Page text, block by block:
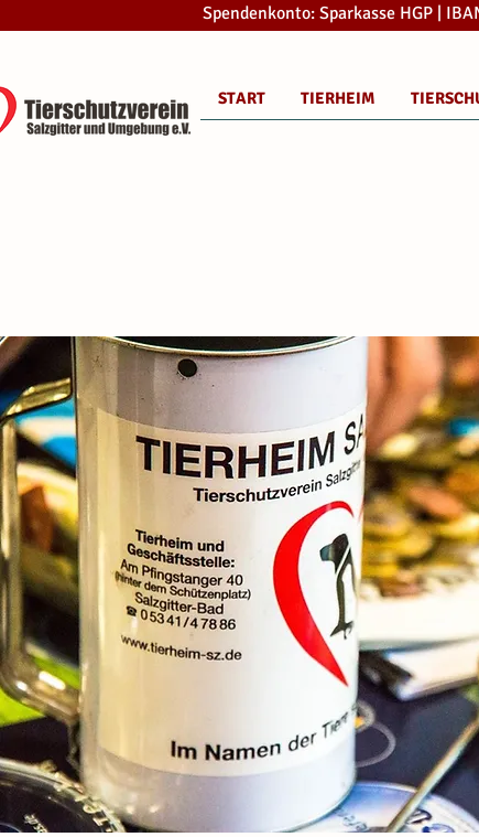
Spendenkonto: Sparkasse HGP |
START TIERHEIM